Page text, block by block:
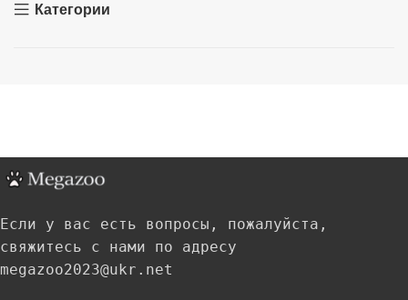
Категории
Если у вас есть вопросы, пожалуйста,
свяжитесь с нами по адресу
megazoo2023@ukr.net